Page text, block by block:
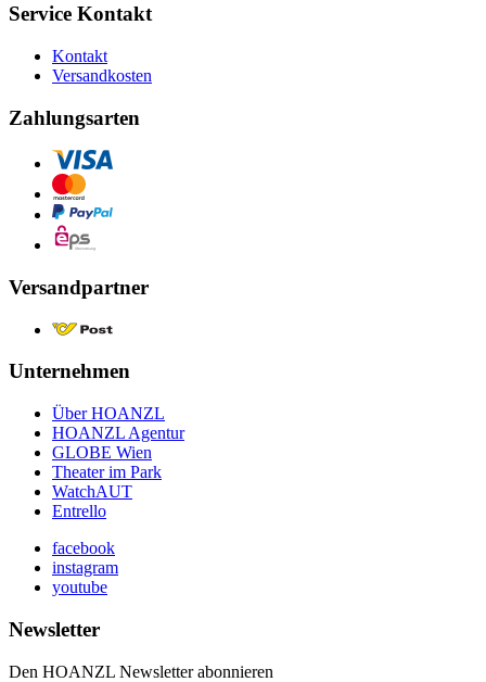
Service Kontakt
Kontakt
Versandkosten
Zahlungsarten
Versandpartner
Unternehmen
Über HOANZL
HOANZL Agentur
GLOBE Wien
Theater im Park
WatchAUT
Entrello
facebook
instagram
youtube
Newsletter
Den HOANZL Newsletter abonnieren